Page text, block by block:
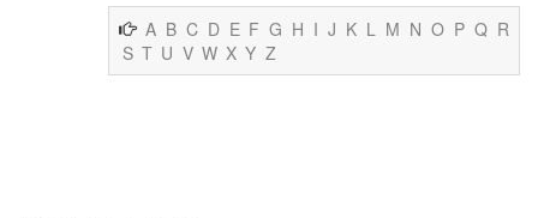
A B C D E F G H I J K L M N O P Q R
S T U V W X Y Z